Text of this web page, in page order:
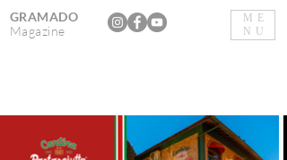
ME
NU
GRAMADO
Magazine